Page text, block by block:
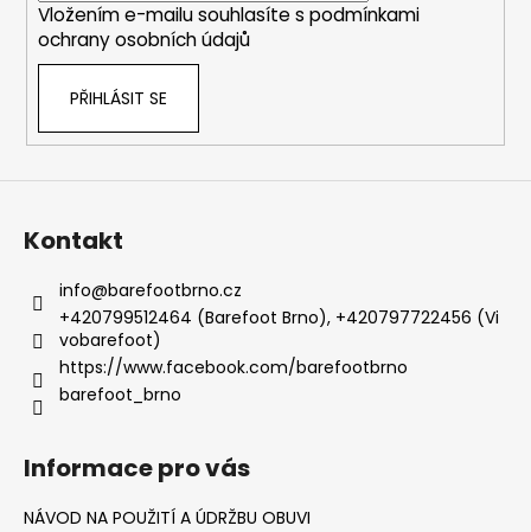
Vložením e-mailu souhlasíte s podmínkami
ochrany osobních údajů
PŘIHLÁSIT SE
Kontakt
info@barefootbrno.cz
+420799512464 (Barefoot Brno), +420797722456 (Vi
vobarefoot)
https://www.facebook.com/barefootbrno
barefoot_brno
Informace pro vás
NÁVOD NA POUŽITÍ A ÚDRŽBU OBUVI